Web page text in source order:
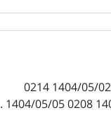
تاریخ پین 1404/05/01 0213 1404/05/02 0214